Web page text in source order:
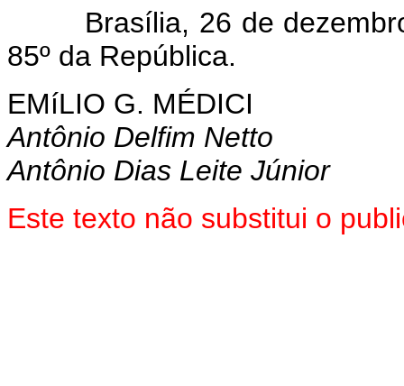
Brasília, 26 de dezembro
85º da República.
EMíLIO G. MÉDICI
Antônio Delfim Netto
Antônio Dias Leite Júnior
Este texto não substitui o